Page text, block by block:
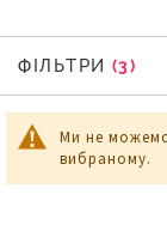
Ми не можемо
вибраному.
ФІЛЬТРИ
ФІЛЬТРИ